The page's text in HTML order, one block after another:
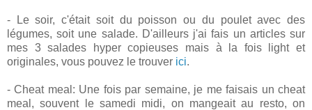
- Le soir, c'était soit du poisson ou du poulet avec des
légumes, soit une salade. D'ailleurs j'ai fais un articles sur
mes 3 salades hyper copieuses mais à la fois light et
originales, vous pouvez le trouver ici.
- Cheat meal: Une fois par semaine, je me faisais un cheat
meal, souvent le samedi midi, on mangeait au resto, on